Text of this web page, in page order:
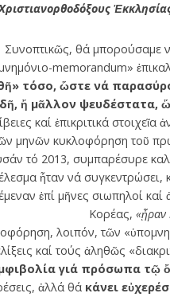
Συνοπτικῶς, θά μπορούσαμε
memorandum»
τόσο, ὥστε νά
ἤ μᾶλλον ψευδέστατα,
καί ἐπικριτικά
μηνῶν κυκλοφόρηση τοῦ
τό 2013, συμπαρέσυρε
ἦταν νά συγκεντρώσει,
ἐπί μῆνες σιωπηλοί
Κορέας, «ᾖραν
λοιπόν, τῶν
καί τούς ἀληθῶς
γιά πρόσωπα τῷ
ἀλλά θά κάνει